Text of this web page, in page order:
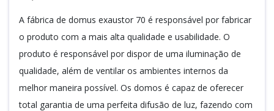
A fábrica de domus exaustor 70 é responsável por fabricar
o produto com a mais alta qualidade e usabilidade. O
produto é responsável por dispor de uma iluminação de
qualidade, além de ventilar os ambientes internos da
melhor maneira possível. Os domos é capaz de oferecer
total garantia de uma perfeita difusão de luz, fazendo com